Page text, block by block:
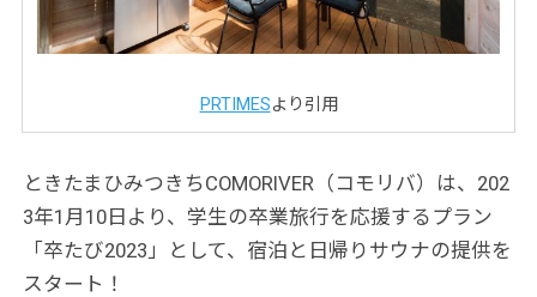
PRTIMESより引用
ときたまひみつきちCOMORIVER（コモリバ）は、202
3年1月10日より、学生の卒業旅行を応援するプラン
「卒たび2023」として、宿泊と日帰りサウナの提供を
スタート！